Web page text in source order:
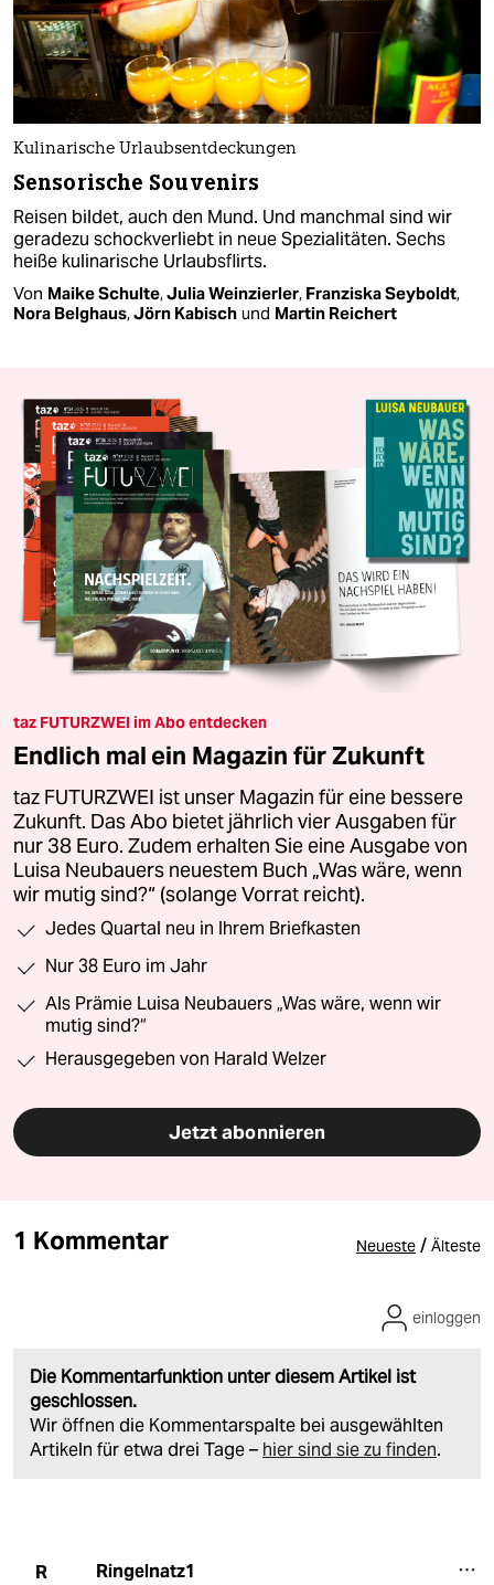
Kulinarische Urlaubsentdeckungen
Sensorische Souvenirs
Reisen bildet, auch den Mund. Und manchmal sind wir
geradezu schockverliebt in neue Spezialitäten. Sechs
heiße kulinarische Urlaubsflirts.
Von Maike Schulte,Julia Weinzierler, Franziska Seyboldt,
Nora Belghaus,Jörn Kabisch und Martin Reichert
taz FUTURZWEI im Abo entdecken
Endlich mal ein Magazin für Zukunft
taz FUTURZWEI ist unser Magazin für eine bessere
Zukunft. Das Abo bietet jährlich vier Ausgaben für
nur 38 Euro. Zudem erhalten Sie eine Ausgabe von
Luisa Neubauers neuestem Buch „Was wäre, wenn
wir mutig sind?“ (solange Vorrat reicht).
Jedes Quartal neu in Ihrem Briefkasten
Nur 38 Euro im Jahr
Als Prämie Luisa Neubauers „Was wäre, wenn wir
mutig sind?“
Herausgegeben von Harald Welzer
Jetzt abonnieren
1 Kommentar Neueste / Älteste
Die Kommentarfunktion unter diesem Artikel ist
geschlossen.
Wir öffnen die Kommentarspalte bei ausgewählten
Artikeln für etwa drei Tage – hier sind sie zu finden.
einloggen
R Ringelnatz1